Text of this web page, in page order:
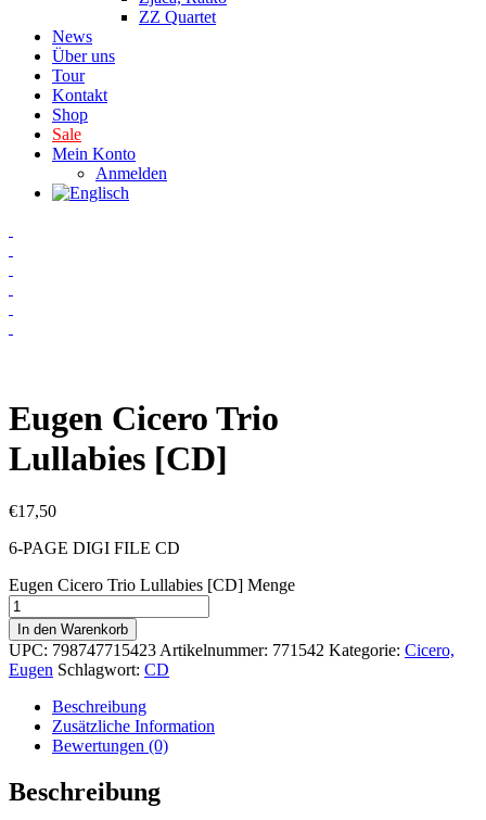
ZZ Quartet
News
Über uns
Tour
Kontakt
Shop
Sale
Mein Konto
Anmelden
Eugen Cicero Trio
Lullabies [CD]
€17,50
6-PAGE DIGI FILE CD
Eugen Cicero Trio Lullabies [CD] Menge
In den Warenkorb
UPC: 798747715423 Artikelnummer: 771542 Kategorie: Cicero,
Eugen Schlagwort: CD
Beschreibung
Zusätzliche Information
Bewertungen (0)
Beschreibung